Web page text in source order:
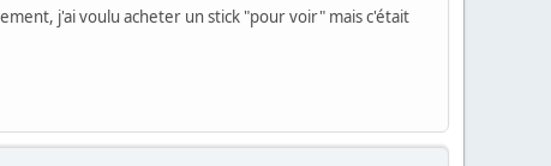
j'ai voulu acheter un stick "pour voir" mais c'était